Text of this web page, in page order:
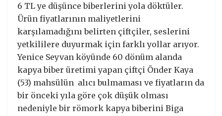
6 TL ye düşünce biberlerini yola döktüler.
Ürün fiyatlarının maliyetlerini
karşılamadığını belirten çiftçiler, seslerini
yetkililere duyurmak için farklı yollar arıyor.
Yenice Seyvan köyünde 60 dönüm alanda
kapya biber üretimi yapan çiftçi Önder Kaya
(53) mahsülün alıcı bulmaması ve fiyatların da
bir önceki yıla göre çok düşük olması
nedeniyle bir römork kapya biberini Biga